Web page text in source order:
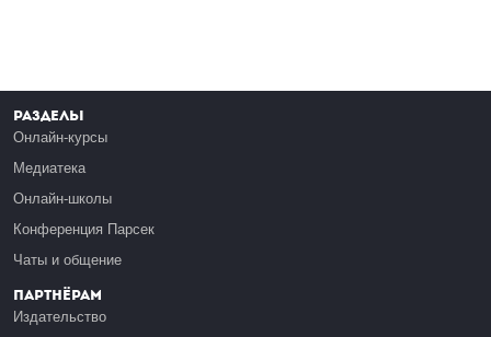
Разделы
Онлайн-курсы
Медиатека
Онлайн-школы
Конференция Парсек
Чаты и общение
Партнёрам
Издательство